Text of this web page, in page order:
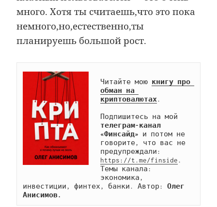
много. Хотя ты считаешь,что это пока
немного,но,естественно,ты
планируешь большой рост.
Читайте мою книгу про
обман на
криптовалютах.
телеграм-канал
«Финсайд» и потом не
говорите, что вас не
https://t.me/finside.
Темы канала:
экономика,
инвестиции, финтех, банки. Автор: Олег
Анисимов.